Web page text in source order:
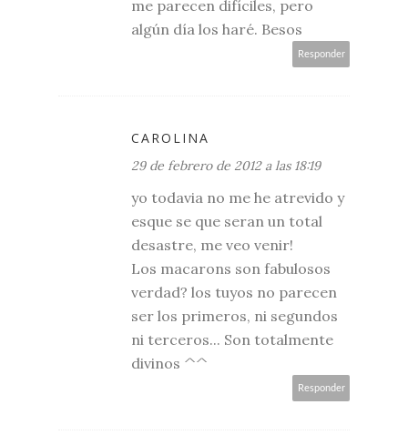
me parecen difíciles, pero
algún día los haré. Besos
Responder
CAROLINA
29 de febrero de 2012 a las 18:19
yo todavia no me he atrevido y
esque se que seran un total
desastre, me veo venir!
Los macarons son fabulosos
verdad? los tuyos no parecen
ser los primeros, ni segundos
ni terceros... Son totalmente
divinos ^^
Responder